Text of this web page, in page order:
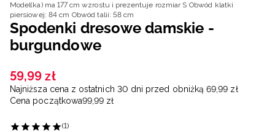
Model(ka) ma 177 cm wzrostu i prezentuje rozmiar S Obwód klatki
piersiowej: 84 cm Obwód talii: 58 cm
Spodenki dresowe damskie -
burgundowe
59,99 zł
Najniższa cena z ostatnich 30 dni przed obniżką 69,99 zł
Cena początkowa99,99 zł
(1)